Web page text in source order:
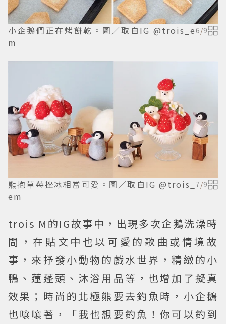
小企鵝們正在烤餅乾。圖／取自IG @trois_e
m
6/9
熊抱草莓挫冰相當可愛。圖／取自IG @trois_
em
7/9
trois M的IG故事中，出現多次企鵝洗澡時
間，在貼文中也以可愛的歌曲或情境故
事，來抒發小動物的戲水世界，精緻的小
鴨、蓮蓬頭、沐浴用品等，也增加了擬真
效果；時尚的北極熊要去釣魚時，小企鵝
也嚷嚷著，「我也想要釣魚！你可以釣到